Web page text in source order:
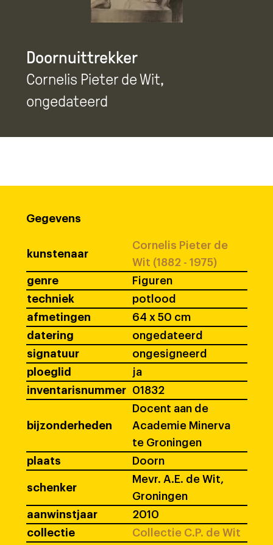
Doornuittrekker
Cornelis Pieter de Wit,
ongedateerd
Gegevens
kunstenaar
Cornelis Pieter de
Wit (1882 - 1975)
genre
Figuren
techniek
potlood
afmetingen
64 x 50 cm
datering
ongedateerd
signatuur
ongesigneerd
ploeglid
ja
inventarisnummer
01832
bijzonderheden
Docent aan de
Academie Minerva
te Groningen
plaats
Doorn
schenker
Mevr. A.E. de Wit,
Groningen
aanwinstjaar
2010
collectie
Collectie C.P. de Wit